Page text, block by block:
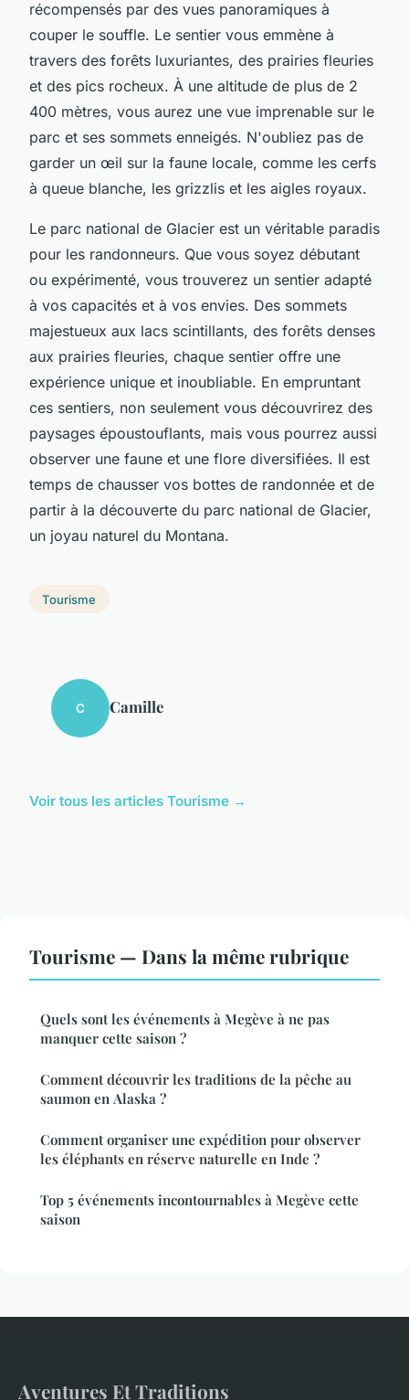
récompensés par des vues panoramiques à
couper le souffle. Le sentier vous emmène à
travers des forêts luxuriantes, des prairies fleuries
et des pics rocheux. À une altitude de plus de 2
400 mètres, vous aurez une vue imprenable sur le
parc et ses sommets enneigés. N'oubliez pas de
garder un œil sur la faune locale, comme les cerfs
à queue blanche, les grizzlis et les aigles royaux.
Le parc national de Glacier est un véritable paradis
pour les randonneurs. Que vous soyez débutant
ou expérimenté, vous trouverez un sentier adapté
à vos capacités et à vos envies. Des sommets
majestueux aux lacs scintillants, des forêts denses
aux prairies fleuries, chaque sentier offre une
expérience unique et inoubliable. En empruntant
ces sentiers, non seulement vous découvrirez des
paysages époustouflants, mais vous pourrez aussi
observer une faune et une flore diversifiées. Il est
temps de chausser vos bottes de randonnée et de
partir à la découverte du parc national de Glacier,
un joyau naturel du Montana.
Tourisme
C Camille
Voir tous les articles Tourisme →
Tourisme — Dans la même rubrique
Quels sont les événements à Megève à ne pas
manquer cette saison ?
Comment découvrir les traditions de la pêche au
saumon en Alaska ?
Comment organiser une expédition pour observer
les éléphants en réserve naturelle en Inde ?
Top 5 événements incontournables à Megève cette
saison
Aventures Et Traditions